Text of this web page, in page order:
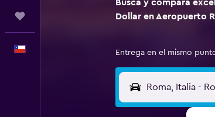
Busca y compara
Dollar en Aeropuerto
Entrega en el mismo